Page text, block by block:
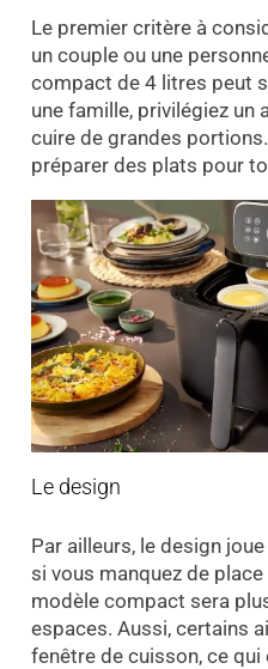
Le premier critère à
un couple ou une
compact de 4 litres peut
une famille, privilégiez un
cuire de grandes
préparer des plats pour
Le design
Par ailleurs, le design
si vous manquez de
modèle compact sera
espaces. Aussi, certains
fenêtre de cuisson, ce